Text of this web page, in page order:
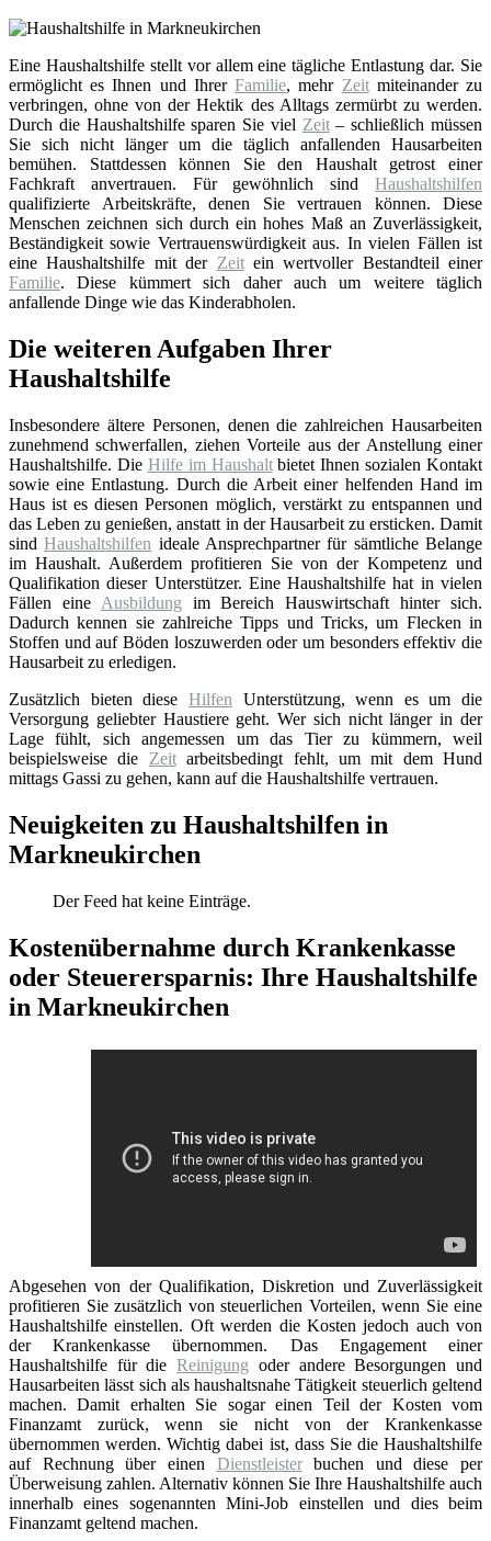
Eine Haushaltshilfe stellt vor allem eine tägliche Entlastung dar. Sie
ermöglicht es Ihnen und IhrerFamilie, mehr Zeitmiteinander zu
verbringen, ohne von der Hektik des Alltags zermürbt zu werden.
Durch die Haushaltshilfe sparen Sie viel Zeit– schließlich müssen
Sie sich nicht länger um die täglich anfallenden Hausarbeiten
bemühen. Stattdessen können Sie den Haushalt getrost einer
Fachkraft anvertrauen. Für gewöhnlich sind Haushaltshilfen
qualifizierte Arbeitskräfte, denen Sie vertrauen können. Diese
Menschen zeichnen sich durch ein hohes Maß an Zuverlässigkeit,
Beständigkeit sowie Vertrauenswürdigkeit aus. In vielen Fällen ist
eine Haushaltshilfe mit der Zeitein wertvoller Bestandteil einer
Familie. Diese kümmert sich daher auch um weitere täglich
anfallende Dinge wie das Kinderabholen.
Die weiteren Aufgaben Ihrer
Haushaltshilfe
Insbesondere ältere Personen, denen die zahlreichen Hausarbeiten
zunehmend schwerfallen, ziehen Vorteile aus der Anstellung einer
Haushaltshilfe. Die Hilfe im Haushaltbietet Ihnen sozialen Kontakt
sowie eine Entlastung. Durch die Arbeit einer helfenden Hand im
Haus ist es diesen Personen möglich, verstärkt zu entspannen und
das Leben zu genießen, anstatt in der Hausarbeit zu ersticken. Damit
sindHaushaltshilfen ideale Ansprechpartner für sämtliche Belange
im Haushalt. Außerdem profitieren Sie von der Kompetenz und
Qualifikation dieser Unterstützer. Eine Haushaltshilfe hat in vielen
Fällen eine Ausbildung im Bereich Hauswirtschaft hinter sich.
Dadurch kennen sie zahlreiche Tipps und Tricks, um Flecken in
Stoffen und auf Böden loszuwerden oder um besonders effektiv die
Hausarbeit zu erledigen.
Zusätzlich bieten diese Hilfen Unterstützung, wenn es um die
Versorgung geliebter Haustiere geht. Wer sich nicht länger in der
Lage fühlt, sich angemessen um das Tier zu kümmern, weil
beispielsweise die Zeitarbeitsbedingt fehlt, um mit dem Hund
mittags Gassi zu gehen, kann auf die Haushaltshilfe vertrauen.
Neuigkeiten zu Haushaltshilfen in
Markneukirchen
Der Feed hat keine Einträge.
Kostenübernahme durch Krankenkasse
oder Steuerersparnis: Ihre Haushaltshilfe
in Markneukirchen
Abgesehen von der Qualifikation, Diskretion und Zuverlässigkeit
profitieren Sie zusätzlich von steuerlichen Vorteilen, wenn Sie eine
Haushaltshilfe einstellen. Oft werden die Kosten jedoch auch von
der Krankenkasse übernommen. Das Engagement einer
Haushaltshilfe für dieReinigung oder andere Besorgungen und
Hausarbeiten lässt sich als haushaltsnahe Tätigkeit steuerlich geltend
machen. Damit erhalten Sie sogar einen Teil der Kosten vom
Finanzamt zurück, wenn sie nicht von der Krankenkasse
übernommen werden. Wichtig dabei ist, dass Sie die Haushaltshilfe
auf Rechnung über einen Dienstleisterbuchen und diese per
Überweisung zahlen. Alternativ können Sie Ihre Haushaltshilfe auch
innerhalb eines sogenannten Mini-Job einstellen und dies beim
Finanzamt geltend machen.